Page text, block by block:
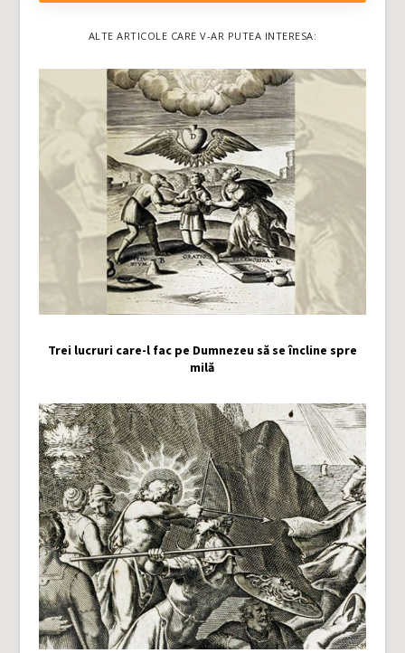
ALTE ARTICOLE CARE V-AR PUTEA INTERESA:
Trei lucruri care-l fac pe Dumnezeu să se încline spre
milă